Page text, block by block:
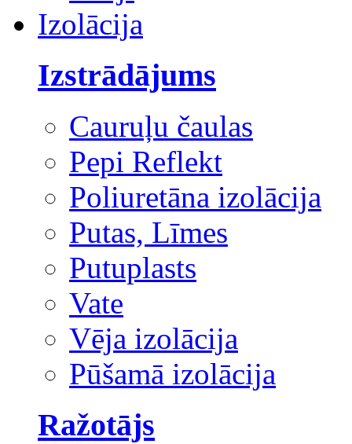
Izolācija
Izstrādājums
Cauruļu čaulas
Pepi Reflekt
Poliuretāna izolācija
Putas, Līmes
Putuplasts
Vate
Vēja izolācija
Pūšamā izolācija
Ražotājs